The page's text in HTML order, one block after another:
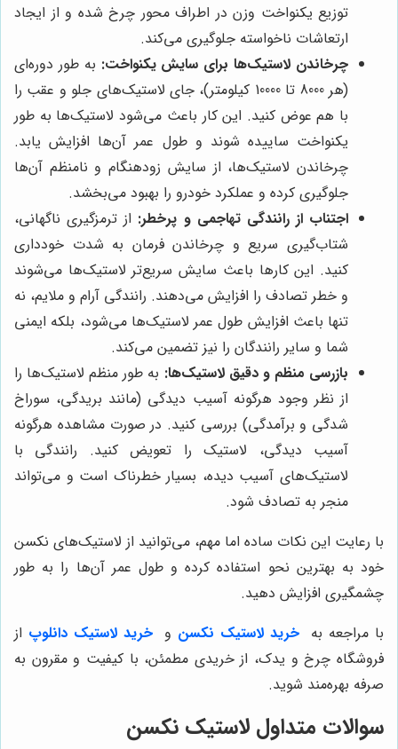
توزیع یکنواخت وزن در اطراف محور چرخ شده و از ایجاد
ارتعاشات ناخواسته جلوگیری می‌کند.
چرخاندن لاستیک‌ها برای سایش یکنواخت: به طور دوره‌ای
(هر 8000 تا 10000 کیلومتر)، جای لاستیک‌های جلو و عقب را
با هم عوض کنید. این کار باعث می‌شود لاستیک‌ها به طور
یکنواخت ساییده شوند و طول عمر آن‌ها افزایش یابد.
چرخاندن لاستیک‌ها، از سایش زودهنگام و نامنظم آن‌ها
جلوگیری کرده و عملکرد خودرو را بهبود می‌بخشد.
اجتناب از رانندگی تهاجمی و پرخطر: از ترمزگیری ناگهانی،
شتاب‌گیری سریع و چرخاندن فرمان به شدت خودداری
کنید. این کارها باعث سایش سریع‌تر لاستیک‌ها می‌شوند
و خطر تصادف را افزایش می‌دهند. رانندگی آرام و ملایم، نه
تنها باعث افزایش طول عمر لاستیک‌ها می‌شود، بلکه ایمنی
شما و سایر رانندگان را نیز تضمین می‌کند.
بازرسی منظم و دقیق لاستیک‌ها: به طور منظم لاستیک‌ها را
از نظر وجود هرگونه آسیب دیدگی (مانند بریدگی، سوراخ
شدگی و برآمدگی) بررسی کنید. در صورت مشاهده هرگونه
آسیب دیدگی، لاستیک را تعویض کنید. رانندگی با
لاستیک‌های آسیب دیده، بسیار خطرناک است و می‌تواند
منجر به تصادف شود.
با رعایت این نکات ساده اما مهم، می‌توانید از لاستیک‌های نکسن
خود به بهترین نحو استفاده کرده و طول عمر آن‌ها را به طور
چشمگیری افزایش دهید.
با مراجعه به خرید لاستیک نکسن و خرید لاستیک دانلوپ از
فروشگاه چرخ و یدک، از خریدی مطمئن، با کیفیت و مقرون به
صرفه بهره‌مند شوید.
سوالات متداول لاستیک نکسن